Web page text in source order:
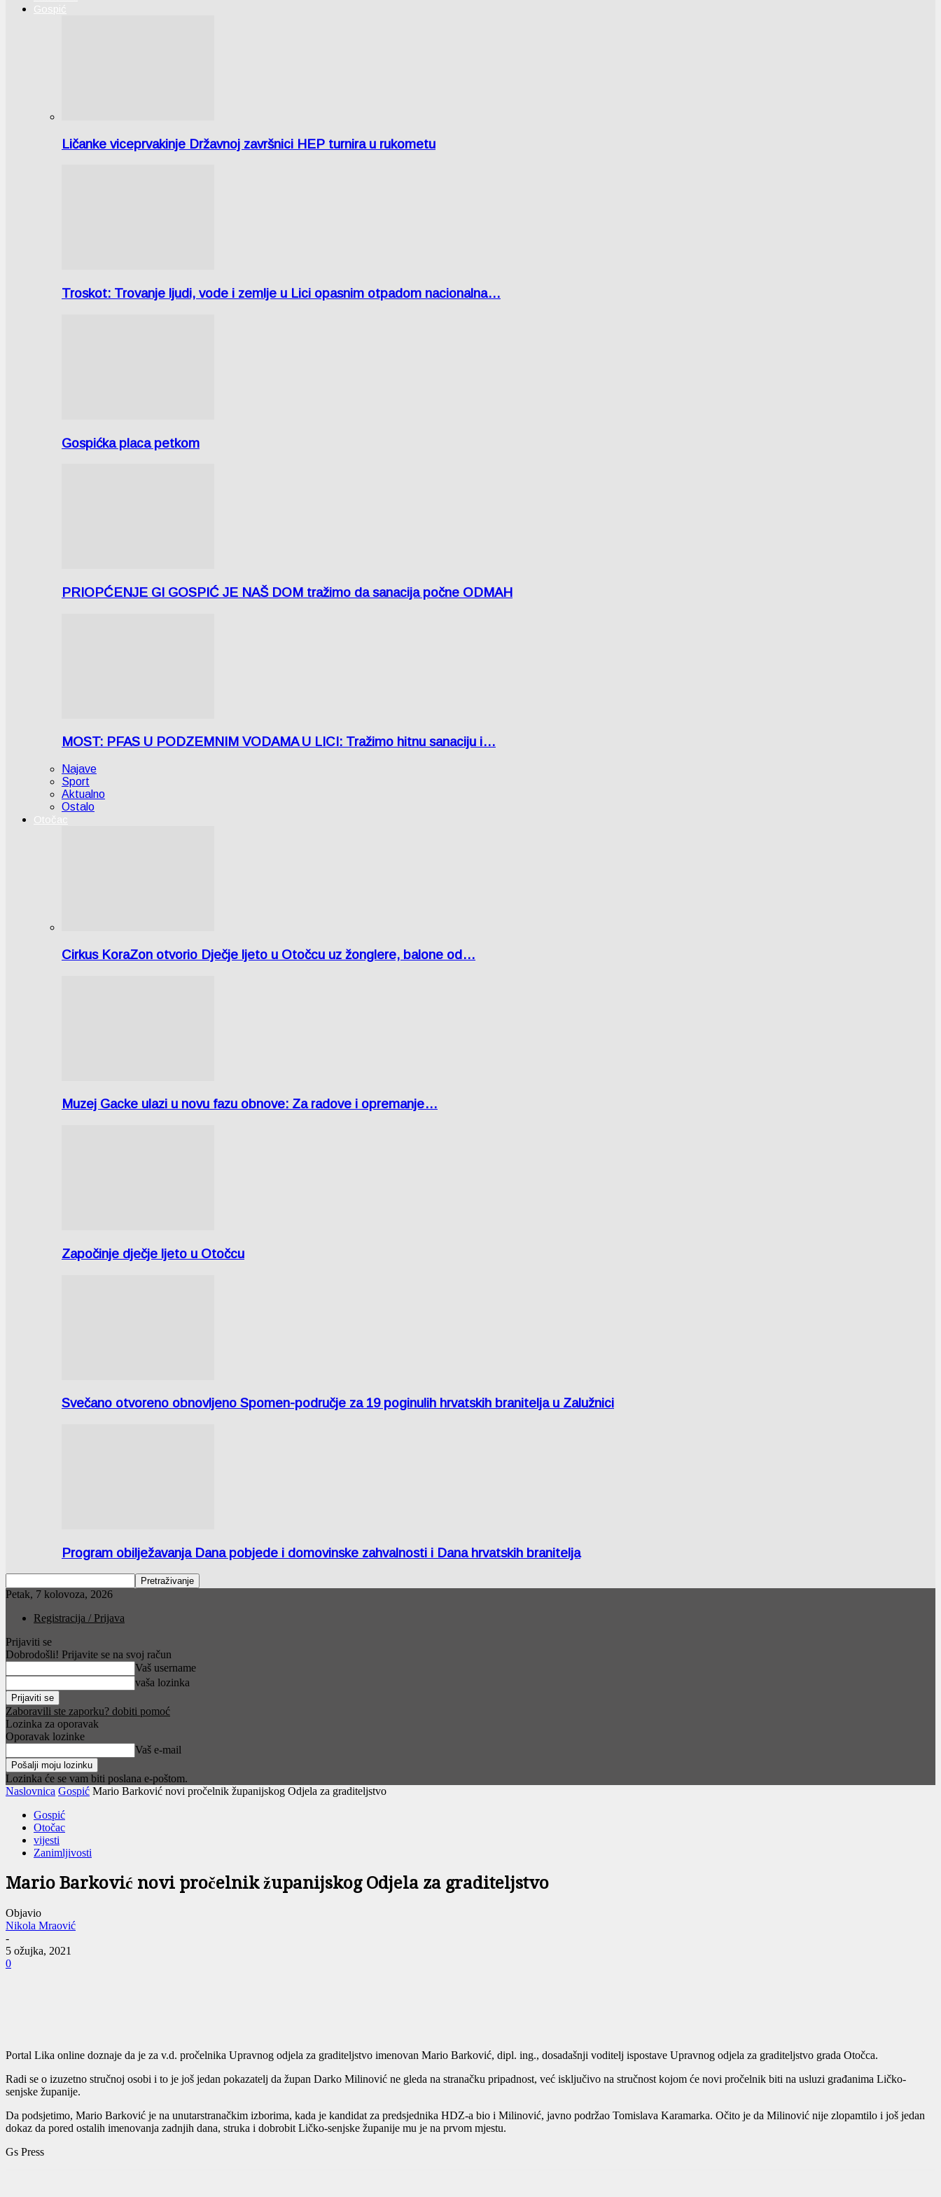
Gospić
Ličanke viceprvakinje Državnoj završnici HEP turnira u rukometu
Troskot: Trovanje ljudi, vode i zemlje u Lici opasnim otpadom nacionalna…
Gospićka placa petkom
PRIOPĆENJE GI GOSPIĆ JE NAŠ DOM tražimo da sanacija počne ODMAH
MOST: PFAS U PODZEMNIM VODAMA U LICI: Tražimo hitnu sanaciju i…
Najave
Sport
Aktualno
Ostalo
Otočac
Cirkus KoraZon otvorio Dječje ljeto u Otočcu uz žonglere, balone od…
Muzej Gacke ulazi u novu fazu obnove: Za radove i opremanje…
Započinje dječje ljeto u Otočcu
Svečano otvoreno obnovljeno Spomen-područje za 19 poginulih hrvatskih branitelja u Zalužnici
Program obilježavanja Dana pobjede i domovinske zahvalnosti i Dana hrvatskih branitelja
Petak, 7 kolovoza, 2026
Registracija / Prijava
Prijaviti se
Dobrodošli! Prijavite se na svoj račun
Vaš username
vaša lozinka
Zaboravili ste zaporku? dobiti pomoć
Lozinka za oporavak
Oporavak lozinke
Vaš e-mail
Lozinka će se vam biti poslana e-poštom.
Naslovnica Gospić Mario Barković novi pročelnik županijskog Odjela za graditeljstvo
Gospić
Otočac
vijesti
Zanimljivosti
Mario Barković novi pročelnik županijskog Odjela za graditeljstvo
Objavio
Nikola Mraović
-
5 ožujka, 2021
0
Portal Lika online doznaje da je za v.d. pročelnika Upravnog odjela za graditeljstvo imenovan Mario Barković, dipl. ing., dosadašnji voditelj ispostave Upravnog odjela za graditeljstvo grada Otočca.
Radi se o izuzetno stručnoj osobi i to je još jedan pokazatelj da župan Darko Milinović ne gleda na stranačku pripadnost, već isključivo na stručnost kojom će novi pročelnik biti na usluzi građanima Ličko-
senjske županije.
Da podsjetimo, Mario Barković je na unutarstranačkim izborima, kada je kandidat za predsjednika HDZ-a bio i Milinović, javno podržao Tomislava Karamarka. Očito je da Milinović nije zlopamtilo i još jedan
dokaz da pored ostalih imenovanja zadnjih dana, struka i dobrobit Ličko-senjske županije mu je na prvom mjestu.
Gs Press